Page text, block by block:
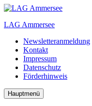
Zum
springen
LAG Ammersee
Newsletteranmeldung
Kontakt
Impressum
Datenschutz
Förderhinweis
Hauptmenü